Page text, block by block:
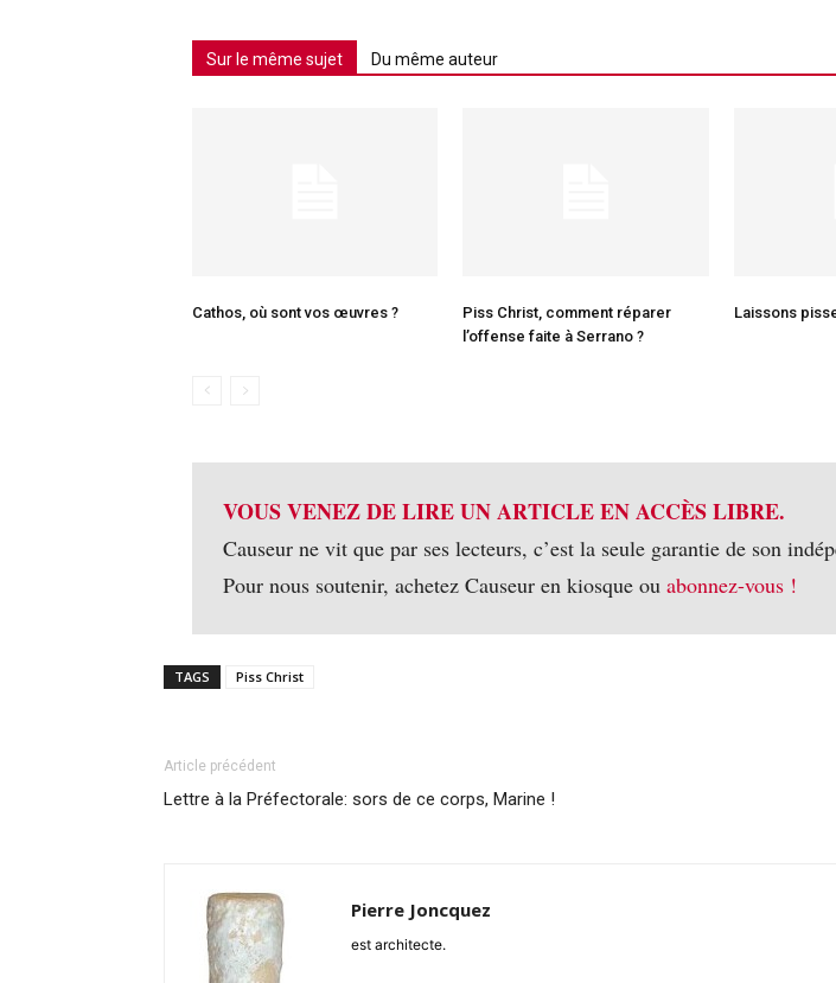
Sur le même sujet Du même auteur
Cathos, où sont vos œuvres ?
Piss Christ, comment réparer
l’offense faite à Serrano ?
Laissons
VOUS VENEZ DE LIRE UN ARTICLE EN ACCÈS LIBRE.
Causeur ne vit que par ses lecteurs, c’est la seule garantie de son
Pour nous soutenir, achetez Causeur en kiosque ou abonnez-vous !
TAGS Piss Christ
Article précédent
Lettre à la Préfectorale: sors de ce corps, Marine !
Pierre Joncquez
est architecte.